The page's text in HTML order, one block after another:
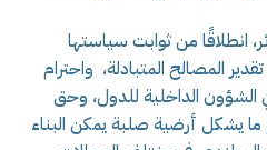
انطلاقًا من ثوابت سياستها
المصالح المتبادلة، واحترام
الشؤون الداخلية للدول، وحق
يشكل أرضية صلبة يمكن البناء